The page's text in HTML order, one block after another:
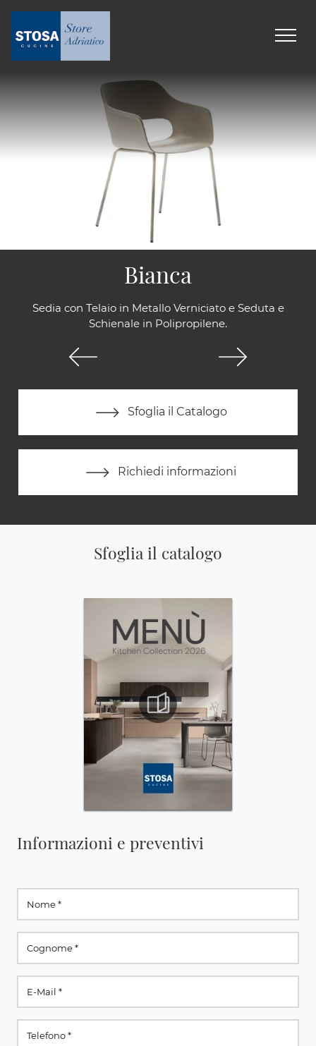
Sedia con Telaio in Metallo Verniciato e Seduta e
Schienale in Polipropilene.
Sfoglia il Catalogo
Richiedi informazioni
Bianca
Sfoglia il catalogo
Informazioni e preventivi